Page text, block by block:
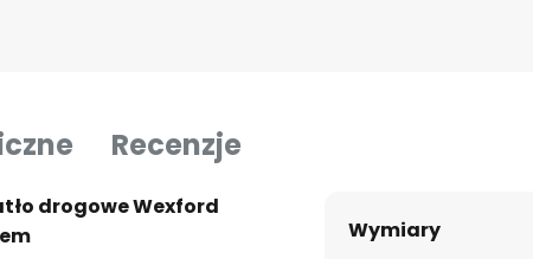
Recenzje
drogowe Wexford
Wymiary